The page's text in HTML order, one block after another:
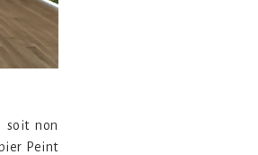
soit non
Peint